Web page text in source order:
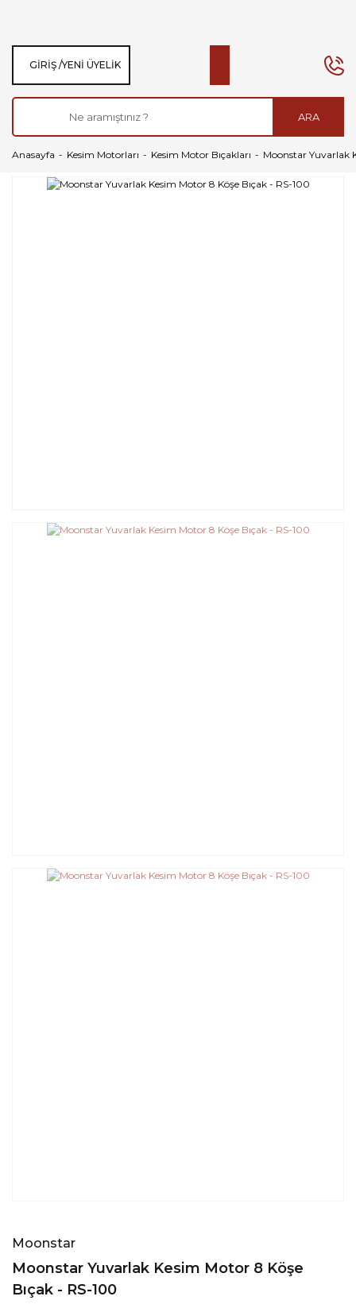
ARA
GIRIŞ /YENI ÜYELIK
Anasayfa Kesim Motorları Kesim Motor Bıçakları Moonstar Yuvarlak
Moonstar
Moonstar Yuvarlak Kesim Motor 8 Köşe
Bıçak - RS-100